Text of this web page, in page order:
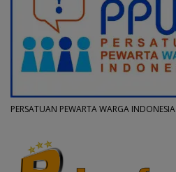
PERSATUAN PEWARTA WARGA INDONESIA